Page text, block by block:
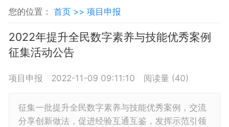
您的位置： 首页 >> 项目申报
2022年提升全民数字素养与技能优秀案例
征集活动公告
项目申报 2022-11-09 09:11:10 阅读量 (40)
征集一批提升全民数字素养与技能优秀案例，交流
分享创新做法，促进经验互通互鉴，发挥示范引领